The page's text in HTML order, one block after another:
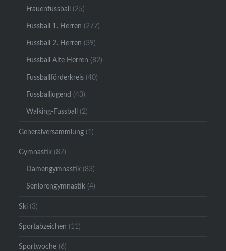
Frauenfussball (25)
Fussball 1. Herren (277)
Fussball 2. Herren (39)
Fussball Alte Herren (82)
Fussballförderkreis (40)
Fussballjugend (43)
Walking-Fussball (2)
Generalversammlung (1)
Gymnastik (87)
Damengymnastik (83)
Seniorengymnastik (4)
Ski (3)
Sportabzeichen (11)
Sportwoche (6)